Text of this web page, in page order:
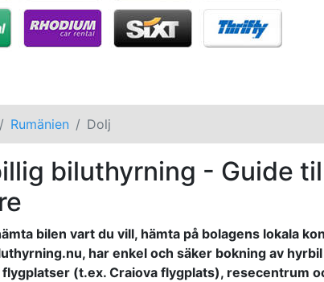
Rumänien Dolj
biluthyrning - Guide
bilen vart du vill, hämta på bolagens lokala
har enkel och säker bokning av
flygplatser (t.ex. Craiova flygplats), resecentrum